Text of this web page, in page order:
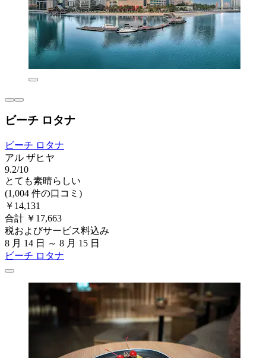
ビーチ ロタナ
ビーチ ロタナ
アル ザヒヤ
9.2/10
とても素晴らしい
(1,004 件の口コミ)
￥14,131
合計 ￥17,663
税およびサービス料込み
8 月 14 日 ～ 8 月 15 日
ビーチ ロタナ